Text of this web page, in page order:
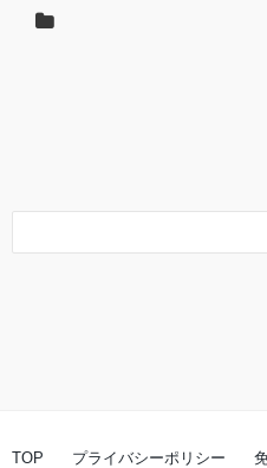
TOP プライバシーポリシー